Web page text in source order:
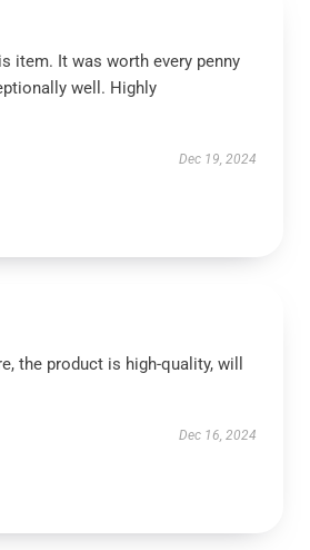
item. It was worth every penny
well. Highly
Dec 19, 2024
the product is high-quality, will
Dec 16, 2024